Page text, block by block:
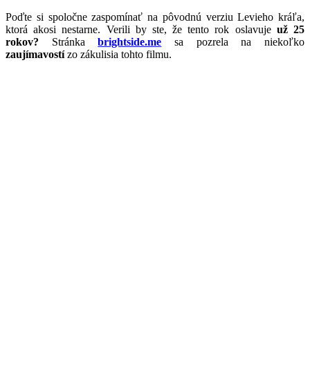
Poďte si spoločne zaspomínať na pôvodnú verziu Levieho kráľa,
ktorá akosi nestarne. Verili by ste, že tento rok oslavuje už 25
rokov? Stránkabrightside.me sa pozrela na niekoľko
zaujímavostízo zákulisia tohto filmu.